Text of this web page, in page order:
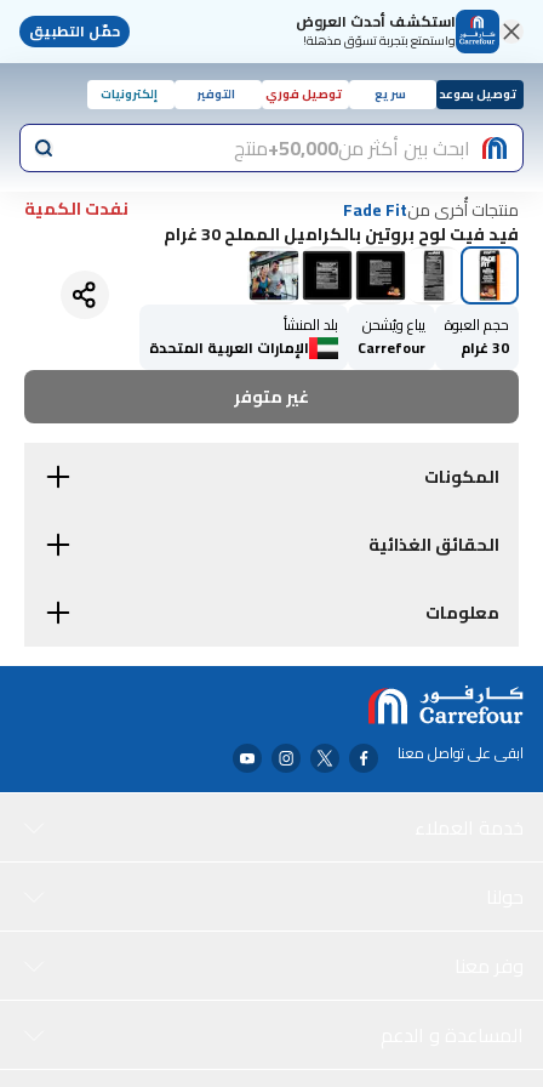
استكشف أحدث العروض
واستمتع بتجربة تسوّق مذهلة! حمّل التطبيق
توصيل بموعد سريع توصيل فوري التوفير إلكترونيات
ابحث بين أكثر من50,000+ منتج
منتجات أُخرى منFade Fit
نفدت الكمية
فيد فيت لوح بروتين بالكراميل المملح 30 غرام
حجم العبوة
30 غرام
يباع ويُشحن
Carrefour
بلد المنشأ
الإمارات العربية المتحدة
غير متوفر
المكونات
الحقائق الغذائية
معلومات
ابقى على تواصل معنا